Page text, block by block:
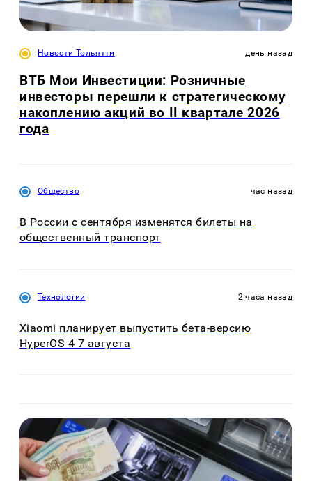
Новости Тольятти день назад
ВТБ Мои Инвестиции: Розничные
инвесторы перешли к стратегическому
накоплению акций во II квартале 2026
года
Общество час назад
В России с сентября изменятся билеты на
общественный транспорт
Технологии 2 часа назад
Xiaomi планирует выпустить бета-версию
HyperOS 4 7 августа